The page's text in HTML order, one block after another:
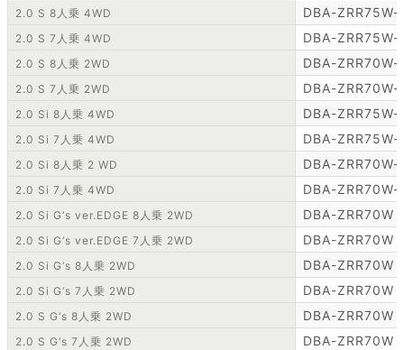
2.0 S 8人乗 4WD DBA-ZRR75W-
2.0 S 7人乗 4WD DBA-ZRR75W-
2.0 S 8人乗 2WD DBA-ZRR70W-
2.0 S 7人乗 2WD DBA-ZRR70W-
2.0 Si 8人乗 4WD DBA-ZRR75W-
2.0 Si 7人乗 4WD DBA-ZRR75W-
2.0 Si 8人乗 2 WD DBA-ZRR70W-
2.0 Si 7人乗 4WD DBA-ZRR70W-
2.0 Si G‘s ver.EDGE 8人乗 2WD DBA-ZRR70W
2.0 Si G‘s ver.EDGE 7人乗 2WD DBA-ZRR70W
2.0 Si G‘s 8人乗 2WD DBA-ZRR70W
2.0 Si G‘s 7人乗 2WD DBA-ZRR70W
2.0 S G‘s 8人乗 2WD DBA-ZRR70W
2.0 S G‘s 7人乗 2WD DBA-ZRR70W